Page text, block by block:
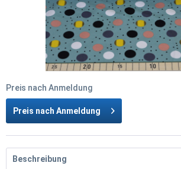
Preis nach Anmeldung
Preis nach Anmeldung
Beschreibung